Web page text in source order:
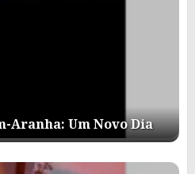
Aranha: Um Novo Dia